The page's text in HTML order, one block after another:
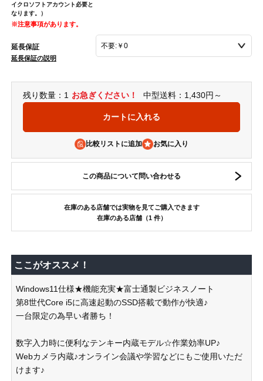
イクロソフトアカウント必要と
なります。）
※注意事項があります。
延長保証
延長保証の説明
残り数量：1 お急ぎください！ 中型送料：1,430円～
比較リストに追加
この商品について問い合わせる
在庫のある店舗では実物を見てご購入できます
在庫のある店舗（1 件）
ここがオススメ！
Windows11仕様★機能充実★富士通製ビジネスノート
第8世代Core i5に高速起動のSSD搭載で動作が快適♪
一台限定の為早い者勝ち！
数字入力時に便利なテンキー内蔵モデル☆作業効率UP♪
Webカメラ内蔵♪オンライン会議や学習などにもご使用いただ
けます♪